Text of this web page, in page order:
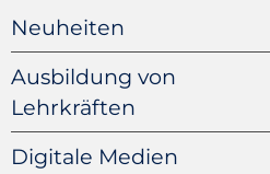
überspringen
Neuheiten
Ausbildung von
Lehrkräften
Digitale Medien